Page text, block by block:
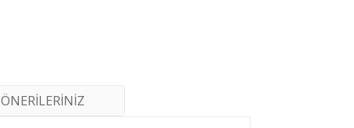
ÖNERİLERİNİZ